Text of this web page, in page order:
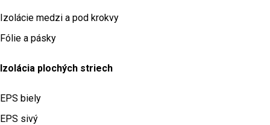
Izolácie medzi a pod krokvy
Fólie a pásky
Izolácia plochých striech
EPS biely
EPS sivý